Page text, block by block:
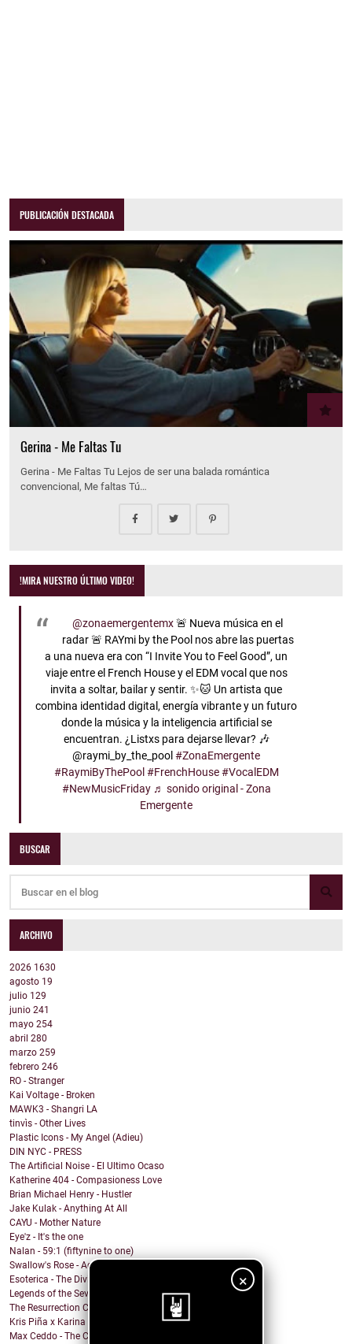
×
PUBLICACIÓN DESTACADA
Gerina - Me Faltas Tu
Gerina - Me Faltas Tu Lejos de ser una balada romántica
convencional, Me faltas Tú…
!MIRA NUESTRO ÚLTIMO VIDEO!
@zonaemergentemx🚨 Nueva música en el
radar 🚨 RAYmi by the Pool nos abre las puertas
a una nueva era con “I Invite You to Feel Good”, un
viaje entre el French House y el EDM vocal que nos
invita a soltar, bailar y sentir. ✨🐱 Un artista que
combina identidad digital, energía vibrante y un futuro
donde la música y la inteligencia artificial se
encuentran. ¿Listxs para dejarse llevar? 🎶
@raymi_by_the_pool#ZonaEmergente
#RaymiByThePool #FrenchHouse #VocalEDM
#NewMusicFriday ♬ sonido original - Zona
Emergente
BUSCAR
ARCHIVO
2026 1630
agosto 19
julio 129
junio 241
mayo 254
abril 280
marzo 259
febrero 246
RO - Stranger
Kai Voltage - Broken
MAWK3 - Shangri LA
tinvìs - Other Lives
Plastic Icons - My Angel (Adieu)
DIN NYC - PRESS
The Artificial Noise - El Ultimo Ocaso
Katherine 404 - Compasioness Love
Brian Michael Henry - Hustler
Jake Kulak - Anything At All
CAYU - Mother Nature
Eye'z - It's the one
Nalan - 59:1 (fiftynine to one)
Swallow's Rose - Accept Myself (feat. Catapults)
Esoterica - The Divide Acoustic (Live)
Legends of the Seven Golden Vampires - Come Home
The Resurrection Club - Survival
Kris Piña x Karina Vélez - June (Junio)
Max Ceddo - The Crack-Up